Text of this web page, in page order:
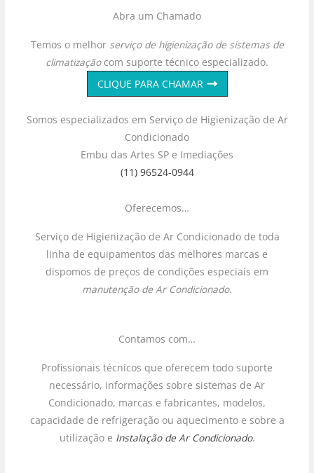
Abra um Chamado
Temos o melhor serviço de higienização de sistemas de
climatizaçãocom suporte técnico especializado.
CLIQUE PARA CHAMAR
Somos especializados em Serviço de Higienização de Ar
Condicionado
Embu das Artes SP e Imediações
(11) 96524-0944
Oferecemos…
Serviço de Higienização de Ar Condicionado de toda
linha de equipamentos das melhores marcas e
dispomos de preços de condições especiais em
manutenção de Ar Condicionado.
Contamos com…
Profissionais técnicos que oferecem todo suporte
necessário, informações sobre sistemas de Ar
Condicionado, marcas e fabricantes, modelos,
capacidade de refrigeração ou aquecimento e sobre a
utilização e Instalação de Ar Condicionado.